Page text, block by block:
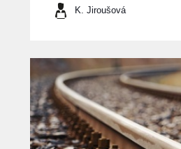
K. Jiroušová